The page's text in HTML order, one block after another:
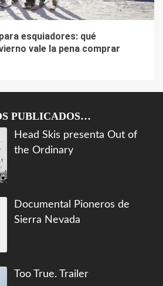
esquiadores: qué
vale la pena comprar
PUBLICADOS…
Head Skis presenta Out of
the Ordinary
Documental Pioneros de
Sierra Nevada
Too True. Trailer